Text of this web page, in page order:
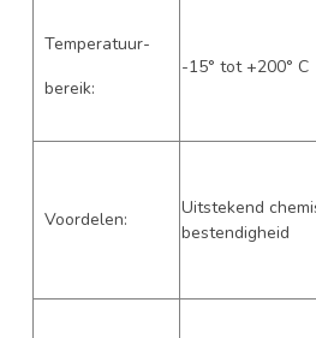
Temperatuur-
bereik:
-15° tot +200° C
Voordelen:
Uitstekend
bestendigheid